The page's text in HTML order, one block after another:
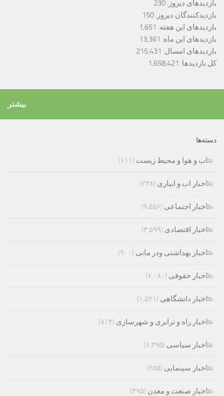
بازدیدهای دیروز: 230
بازدیدکنندگان دیروز: 150
بازدیدهای این هفته: 1,651
بازدیدهای این ماه: 13,361
بازدیدهای امسال: 215,431
کل بازدیدها: 1,658,421
بیشتر
دسته‌ها
اب و هوا و محیط زیست (۶۱۱)
اخبار اب و ابیاری (۲۳۸)
اخبار اجتماعی (۹,۵۵۶)
اخبار اقتصادی (۳,۵۹۹)
اخبار بهداشتی ودر مانی (۹۰۰)
اخبار حقوقی (۶,۰۸۰)
اخبار دانشگاهی (۱,۵۲۱)
اخبار راه و ترابری و شهرسازی (۸۱۴)
اخبار سیاسی (۶,۳۹۵)
اخبار سینمایی (۲۵۵)
اخبار صنعت و معدن (۴۹۵)